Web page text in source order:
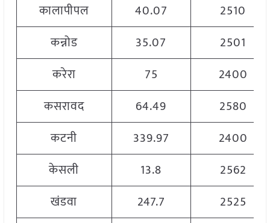
कालापीपल
40.07
2510
कन्नोड
35.07
2501
करेरा
75
2400
कसरावद
64.49
2580
कटनी
339.97
2400
केसली
13.8
2562
खंडवा
247.7
2525